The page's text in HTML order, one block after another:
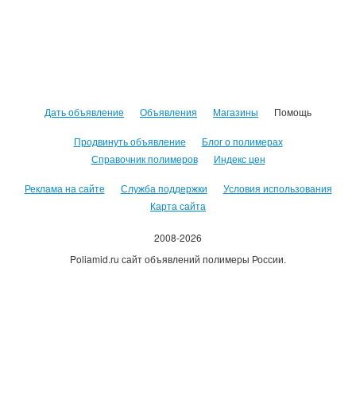
Дать объявление Объявления Магазины Помощь
Продвинуть объявление
Блог о полимерах
Справочник полимеров
Индекс цен
Реклама на сайте Служба поддержки
Условия использования
Карта сайта
2008-2026
Poliamid.ru сайт объявлений полимеры России.